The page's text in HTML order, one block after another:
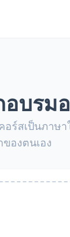
อบรม
ร์สเป็นภาษา
องตนเอง